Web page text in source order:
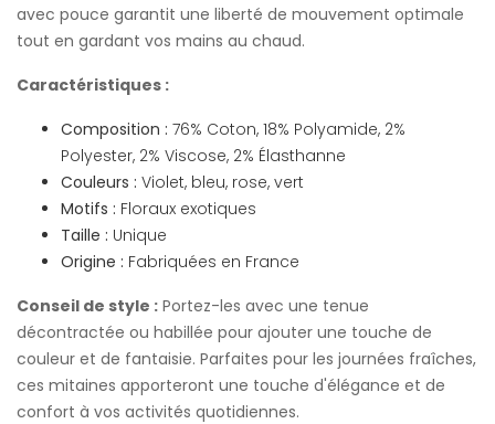
avec pouce garantit une liberté de mouvement optimale
tout en gardant vos mains au chaud.
Caractéristiques :
Composition : 76% Coton, 18% Polyamide, 2%
Polyester, 2% Viscose, 2% Élasthanne
Couleurs : Violet, bleu, rose, vert
Motifs : Floraux exotiques
Taille : Unique
Origine : Fabriquées en France
Conseil de style : Portez-les avec une tenue
décontractée ou habillée pour ajouter une touche de
couleur et de fantaisie. Parfaites pour les journées fraîches,
ces mitaines apporteront une touche d'élégance et de
confort à vos activités quotidiennes.